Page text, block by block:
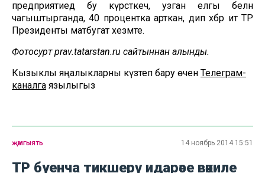
предприятиедә бу күрсәткеч, узган елгы белән
чагыштырганда, 40 процентка арткан, дип хәбәр итә ТР
Президенты матбугат хезмәте.
Фотосурәт prav.tatarstan.ru сайтыннан алынды.
Кызыклы яңалыкларны күзәтеп бару өчен Телеграм-
каналга язылыгыз
җәмгыять 14 ноябрь 2014 15:51
ТР буенча тикшерү идарәсе вәкиле